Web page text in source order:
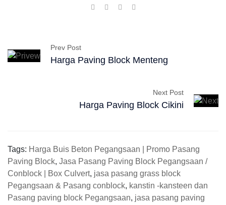
Prev Post
Harga Paving Block Menteng
Next Post
Harga Paving Block Cikini
Tags: Harga Buis Beton Pegangsaan | Promo Pasang
Paving Block, Jasa Pasang Paving Block Pegangsaan /
Conblock | Box Culvert, jasa pasang grass block
Pegangsaan & Pasang conblock, kanstin -kansteen dan
Pasang paving block Pegangsaan, jasa pasang paving